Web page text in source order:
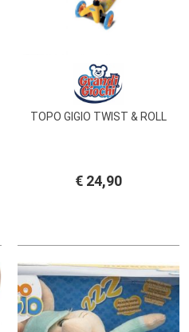
TOPO GIGIO TWIST & ROLL
€ 24,90